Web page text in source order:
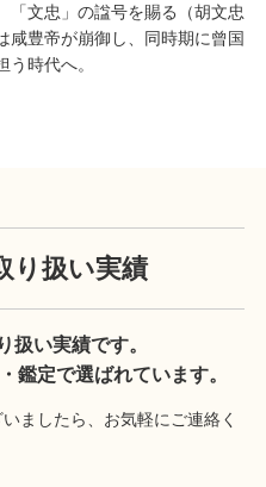
「文忠」の諡号を賜る（胡文忠
咸豊帝が崩御し、同時期に曾国
時代へ。
り扱い実績
扱い実績です。
鑑定で選ばれています。
ましたら、お気軽にご連絡く